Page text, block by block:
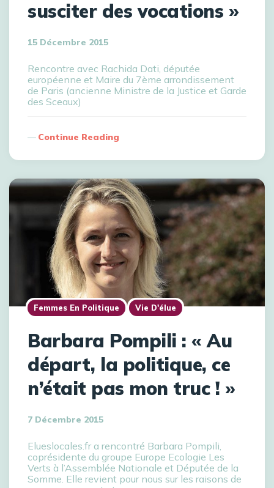
susciter des vocations »
15 Décembre 2015
Rencontre avec Rachida Dati, députée
européenne et Maire du 7ème arrondissement
de Paris (ancienne Ministre de la Justice et Garde
des Sceaux)
Continue Reading
Femmes En Politique Vie D'élue
Barbara Pompili : « Au
départ, la politique, ce
n’était pas mon truc ! »
7 Décembre 2015
Elueslocales.fr a rencontré Barbara Pompili,
coprésidente du groupe Europe Ecologie Les
Verts à l’Assemblée Nationale et Députée de la
Somme. Elle revient pour nous sur les raisons de